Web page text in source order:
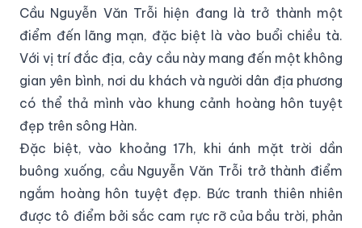
Cầu Nguyễn Văn Trỗi hiện đang là trở thành một
điểm đến lãng mạn, đặc biệt là vào buổi chiều tà.
Với vị trí đắc địa, cây cầu này mang đến một không
gian yên bình, nơi du khách và người dân địa phương
có thể thả mình vào khung cảnh hoàng hôn tuyệt
đẹp trên sông Hàn.
Đặc biệt, vào khoảng 17h, khi ánh mặt trời dần
buông xuống, cầu Nguyễn Văn Trỗi trở thành điểm
ngắm hoàng hôn tuyệt đẹp. Bức tranh thiên nhiên
được tô điểm bởi sắc cam rực rỡ của bầu trời, phản